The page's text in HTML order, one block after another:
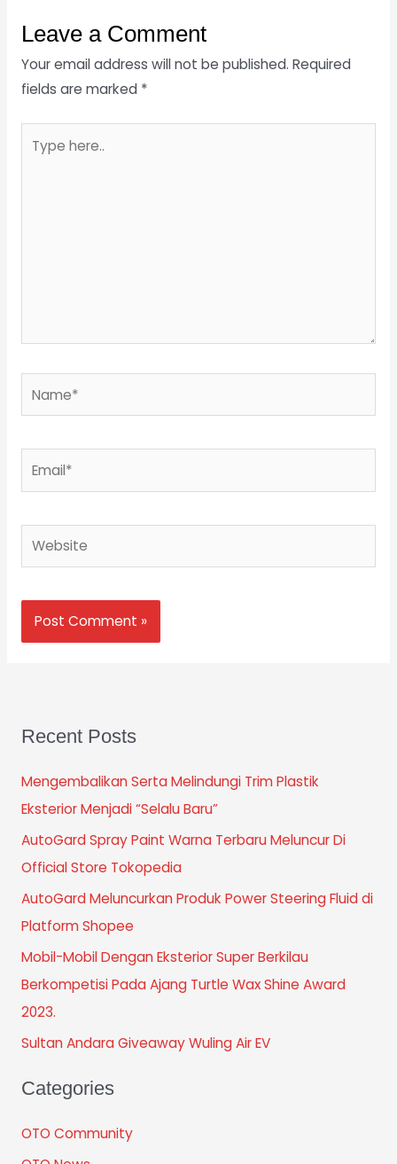
Leave a Comment
Your email address will not be published. Required
fields are marked *
here..
Website
Recent Posts
Mengembalikan Serta Melindungi Trim Plastik
Eksterior Menjadi “Selalu Baru”
AutoGard Spray Paint Warna Terbaru Meluncur Di
Official Store Tokopedia
AutoGard Meluncurkan Produk Power Steering Fluid di
Platform Shopee
Mobil-Mobil Dengan Eksterior Super Berkilau
Berkompetisi Pada Ajang Turtle Wax Shine Award
2023.
Sultan Andara Giveaway Wuling Air EV
Categories
OTO Community